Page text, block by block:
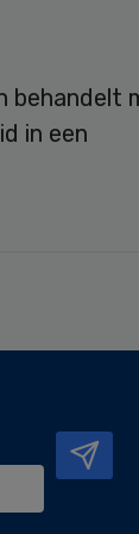
behandelt
in een